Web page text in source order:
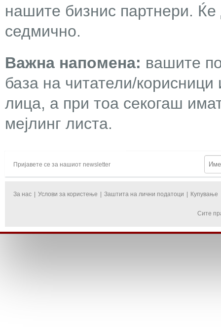
нашите бизнис партнери.
седмично.
Важна напомена: вашите
база на читатели/
лица, а при тоа секогаш
мејлинг листа.
Пријавете се за нашиот newsletter
За нас Услови за користење Заштита на лични податоци Купување
Сите